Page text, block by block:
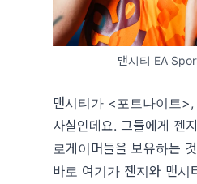
맨시티 EA
맨시티가 <포트나이트
사실인데요. 그들에게 젠
로게이머들을 보유하는
바로 여기가 젠지와 맨시